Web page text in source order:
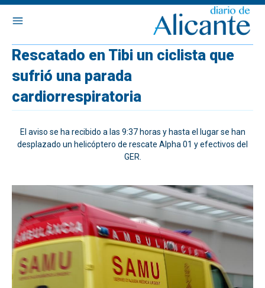
Rescatado en Tibi un ciclista que
sufrió una parada
cardiorrespiratoria
El aviso se ha recibido a las 9:37 horas y hasta el lugar se han
desplazado un helicóptero de rescate Alpha 01 y efectivos del
GER.